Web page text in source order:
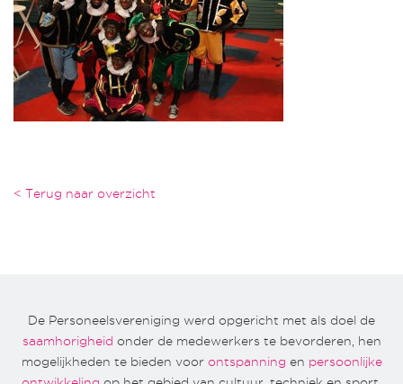
< Terug naar overzicht
De Personeelsvereniging werd opgericht met als doel de
saamhorigheid onder de medewerkers te bevorderen, hen
mogelijkheden te bieden voor ontspanning en persoonlijke